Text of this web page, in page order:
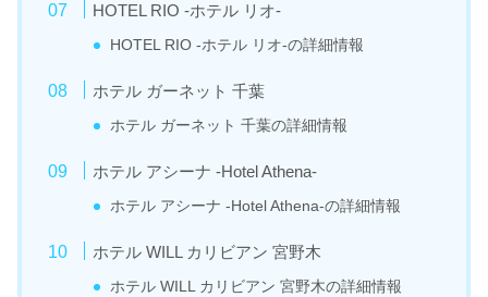
HOTEL RIO -ホテル リオ-
HOTEL RIO -ホテル リオ-の詳細情報
ホテル ガーネット 千葉
ホテル ガーネット 千葉の詳細情報
ホテル アシーナ -Hotel Athena-
ホテル アシーナ -Hotel Athena-の詳細情報
ホテル WILL カリビアン 宮野木
ホテル WILL カリビアン 宮野木の詳細情報